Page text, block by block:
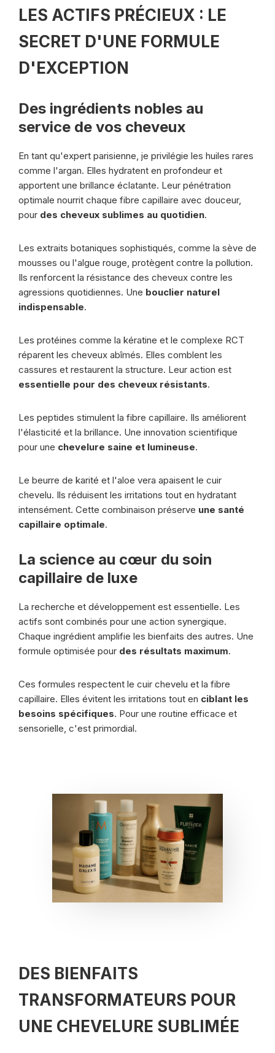
LES ACTIFS PRÉCIEUX : LE
SECRET D'UNE FORMULE
D'EXCEPTION
Des ingrédients nobles au
service de vos cheveux
En tant qu'expert parisienne, je privilégie les huiles rares
comme l'argan. Elles hydratent en profondeur et
apportent une brillance éclatante. Leur pénétration
optimale nourrit chaque fibre capillaire avec douceur,
pour des cheveux sublimes au quotidien.
Les extraits botaniques sophistiqués, comme la sève de
mousses ou l'algue rouge, protègent contre la pollution.
Ils renforcent la résistance des cheveux contre les
agressions quotidiennes. Une bouclier naturel
indispensable.
Les protéines comme la kératine et le complexe RCT
réparent les cheveux abîmés. Elles comblent les
cassures et restaurent la structure. Leur action est
essentielle pour des cheveux résistants.
Les peptides stimulent la fibre capillaire. Ils améliorent
l'élasticité et la brillance. Une innovation scientifique
pour une chevelure saine et lumineuse.
Le beurre de karité et l'aloe vera apaisent le cuir
chevelu. Ils réduisent les irritations tout en hydratant
intensément. Cette combinaison préserve une santé
capillaire optimale.
La science au cœur du soin
capillaire de luxe
La recherche et développement est essentielle. Les
actifs sont combinés pour une action synergique.
Chaque ingrédient amplifie les bienfaits des autres. Une
formule optimisée pour des résultats maximum.
Ces formules respectent le cuir chevelu et la fibre
capillaire. Elles évitent les irritations tout en ciblant les
besoins spécifiques. Pour une routine efficace et
sensorielle, c'est primordial.
DES BIENFAITS
TRANSFORMATEURS POUR
UNE CHEVELURE SUBLIMÉE